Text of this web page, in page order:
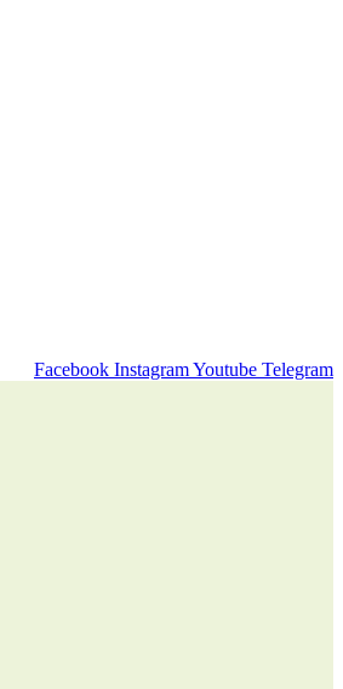
Facebook InstagramYoutube Telegram